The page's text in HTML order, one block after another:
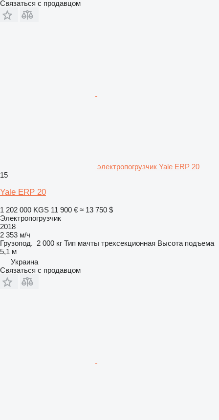
Связаться с продавцом
электропогрузчик Yale ERP 20
15
Yale ERP 20
1 202 000 KGS 11 900 € ≈ 13 750 $
Электропогрузчик
2018
2 353 м/ч
Грузопод. 2 000 кг Тип мачты трехсекционная Высота подъема
5,1 м
Украина
Связаться с продавцом